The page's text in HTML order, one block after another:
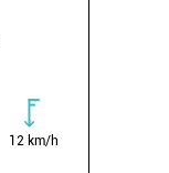
12 km/h